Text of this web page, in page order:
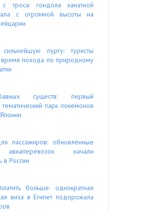
с троса: гондола канатной
с огромной высоты на
пургу: туристы
время похода по природному
существ: первый
тематический парк покемонов
пассажиров: обновлённые
начали
в России
больше: однократная
виза в Египет подорожала